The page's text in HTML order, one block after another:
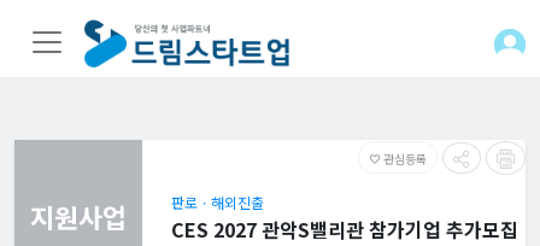
favorite_border 관심등록
지원사업 판로ㆍ해외진출
CES 2027 관악S밸리관 참가기업 추가모집